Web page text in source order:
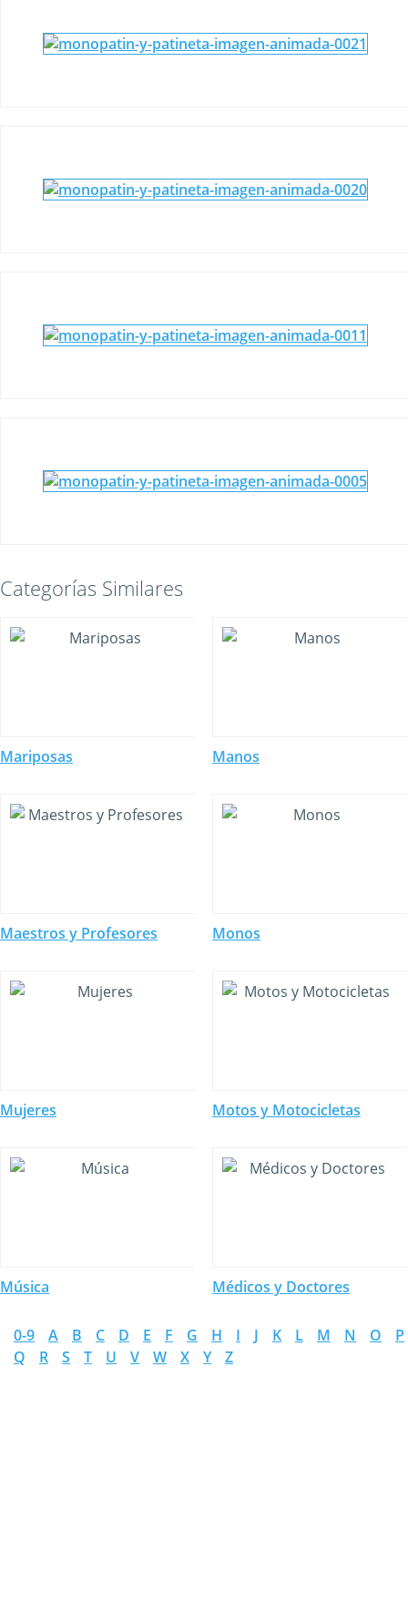
Categorías Similares
Mariposas Manos
Maestros y Profesores Monos
Mujeres Motos y Motocicletas
Música Médicos y Doctores
0-9 A B C D E F G H I J K L M N O
P
Q
R S T U V W X Y Z